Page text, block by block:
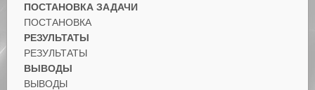
ПОСТАНОВКА ЗАДАЧИ
ПОСТАНОВКА
РЕЗУЛЬТАТЫ
РЕЗУЛЬТАТЫ
ВЫВОДЫ
ВЫВОДЫ